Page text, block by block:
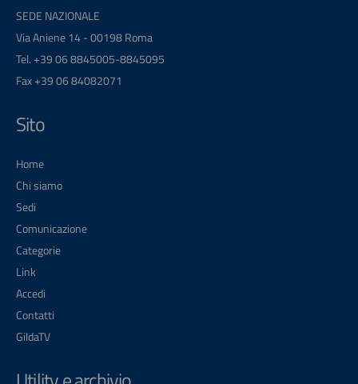
SEDE NAZIONALE
Via Aniene 14 - 00198 Roma
Tel. +39 06 8845005-8845095
Fax +39 06 84082071
Sito
Home
Chi siamo
Sedi
Comunicazione
Categorie
Link
Accedi
Contatti
GildaTV